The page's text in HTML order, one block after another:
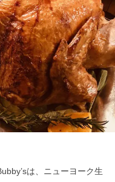
は、ニューヨーク生